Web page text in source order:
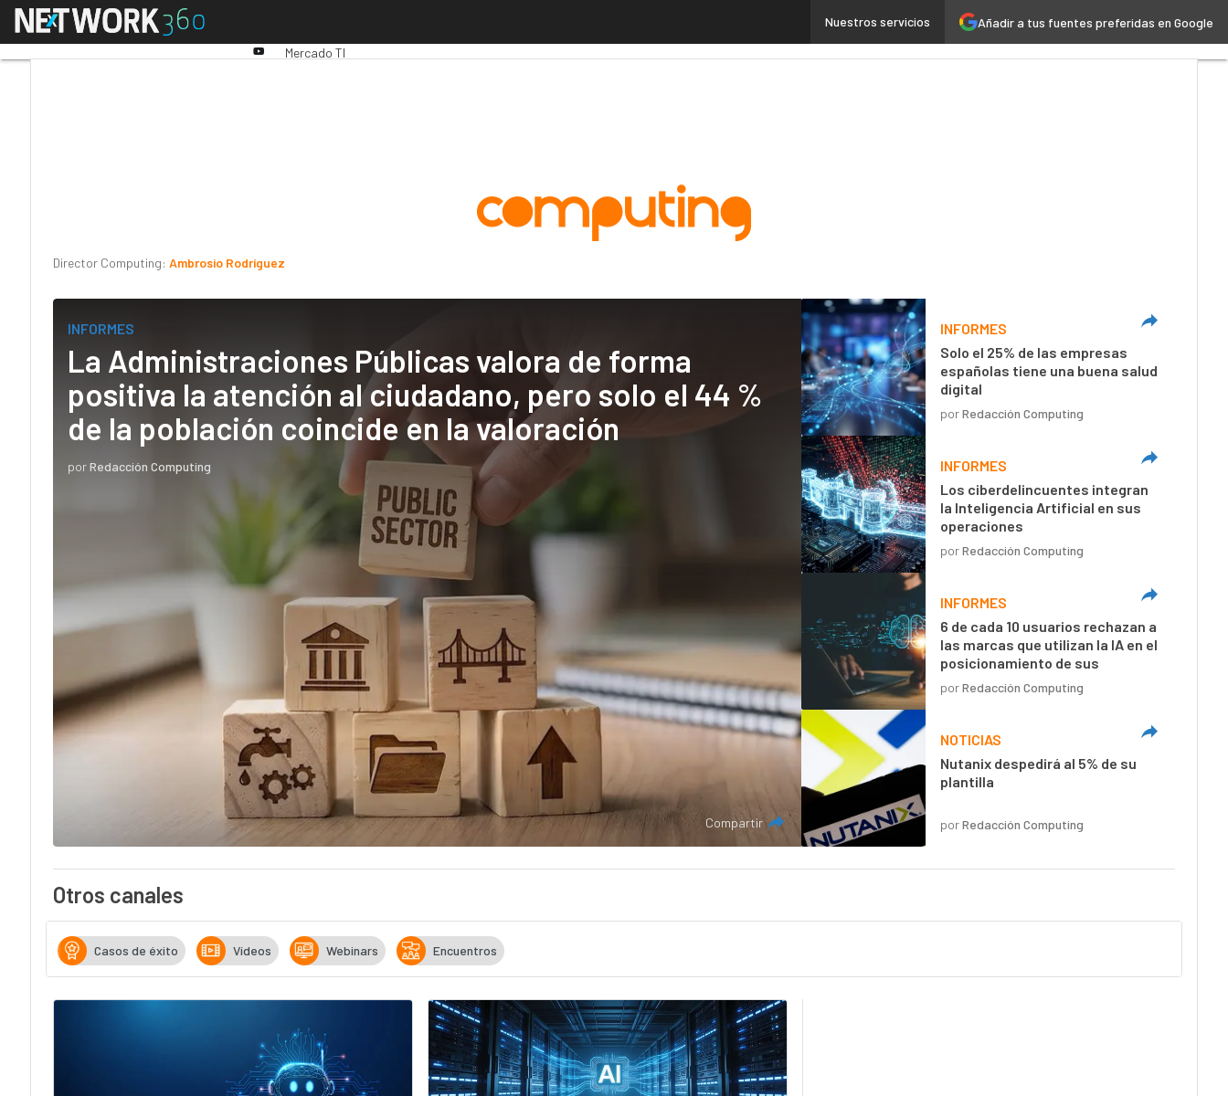
Añadir a tus fuentes preferidas en Google
Nuestros servicios
Menú
Youtube-
Industria 4.0SeguridadMovilidad
Mercado TI
Director Computing: Ambrosio Rodríguez
INFORMES
La Administraciones Públicas valora de forma
positiva la atención al ciudadano, pero solo el 44 %
de la población coincide en la valoración
porRedacción Computing
Compartir
INFORMES
Solo el 25% de las empresas
españolas tiene una buena salud
digital
porRedacción Computing
INFORMES
Los ciberdelincuentes integran
la Inteligencia Artificial en sus
operaciones
porRedacción Computing
INFORMES
6 de cada 10 usuarios rechazan a
las marcas que utilizan la IA en el
posicionamiento de sus
mensajes
porRedacción Computing
NOTICIAS
Nutanix despedirá al 5% de su
plantilla
porRedacción Computing
Otros canales
Casos de éxito Vídeos Webinars Encuentros